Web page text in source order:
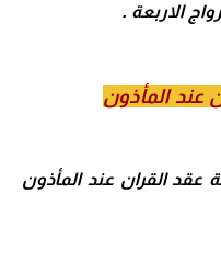
الاربعة .
عند المأذون
عقد القران عند المأذون